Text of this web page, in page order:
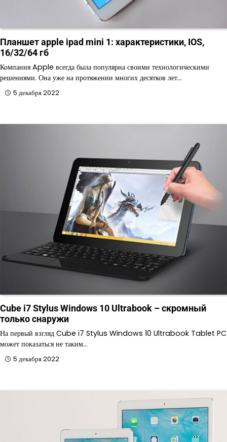
Планшет apple ipad mini 1: характеристики, IOS,
16/32/64 гб
Компания Apple всегда была популярна своими технологическими
решениями. Она уже на протяжении многих десятков лет…
5 декабря 2022
Cube i7 Stylus Windows 10 Ultrabook – скромный
только снаружи
На первый взгляд Cube i7 Stylus Windows 10 Ultrabook Tablet PC
может показаться не таким…
5 декабря 2022